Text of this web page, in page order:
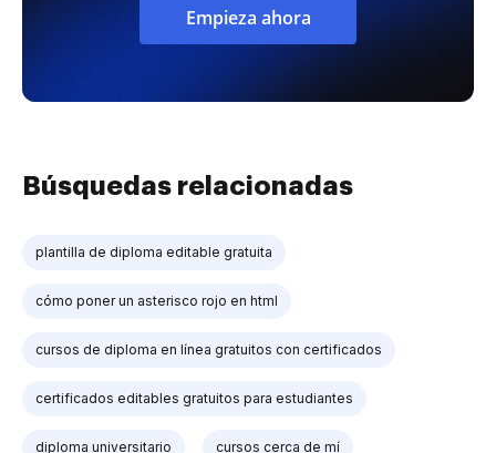
Empieza ahora
Búsquedas relacionadas
plantilla de diploma editable gratuita
cómo poner un asterisco rojo en html
cursos de diploma en línea gratuitos con certificados
certificados editables gratuitos para estudiantes
diploma universitario cursos cerca de mí